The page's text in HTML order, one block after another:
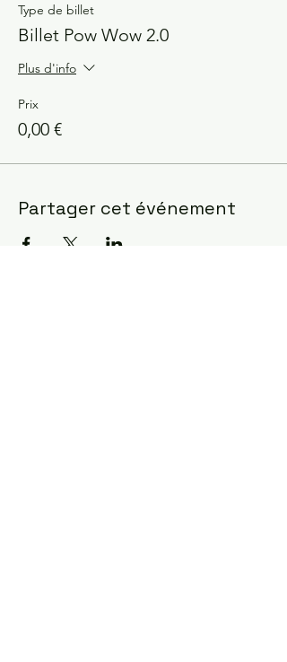
Type de billet
Billet Pow Wow 2.0
Plus d'info
Prix
0,00 €
Partager cet événement